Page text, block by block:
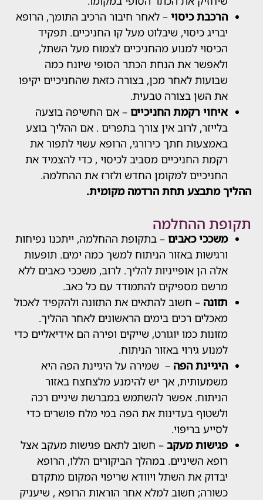
כיסוי– לאחר חיבור הרכיב התומך, הרופא
כיסוי, שיבלוט מעל קו החניכיים. תפקיד
למנוע מהחניכיים לצמוח מעל השתל,
את הנחת הכתר הסופי שיונח כמה
לאחר מכן, בצורה כזאת שהחניכיים יקיפו
השן בצורה טבעית.
רקמת החניכיים – אם החשיפה בוצעה
לרוב אין צורך בתפרים . אם ההליך בוצע
חתך כירורגי, הרופא עשוי לתפור את
החניכיים מסביב לכיסוי , כדי להצמיד את
למקומן החדש ולזרז את ההחלמה.
מתבצע תחת הרדמה מקומית.
ההחלמה
כאבים– בתקופת ההחלמה, ייתכנו נפיחות
באזור הניתוח למשך כמה ימים. תופעות
הן אופייניות להליך. לרוב, משככי כאבים ללא
מספיקים להתמודד עם כל כאב.
– חשוב להתאים את התזונה ולהקפיד לאכול
רכים בימים הראשונים לאחר ההליך.
כמו יוגורט, שייקים ופירה הם אידיאליים כדי
גירוי באזור הניתוח.
הפה– שמירה על היגיינת הפה היא
אך יש להימנע מלצחצח באזור
אפשר להשתמש במברשת שיניים רכה
בעדינות את הפה במי מלח פושרים כדי
בריפוי.
מעקב– חשוב לתאם פגישות מעקב אצל
השיניים. במהלך הביקורים הללו, הרופא
את השתל ויוודא שריפוי המקום מתקדם
חשוב למלא אחר הוראות הרופא , שיעניק